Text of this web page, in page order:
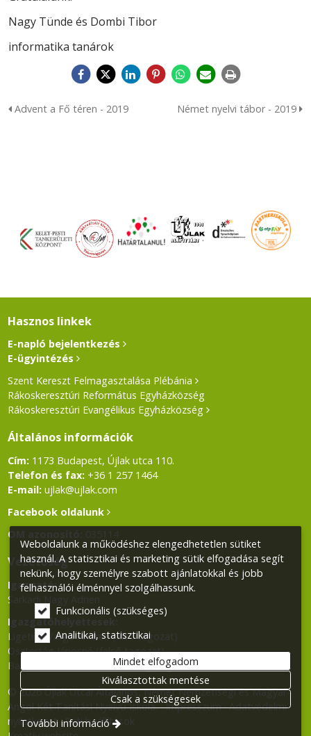
Nagy Tünde és Dombi Tibor
informatika tanárok
Advent a Fő téren - 2019 Német nyelvi tábor - 2019
Hasznos linkek
E-napló bejelentkezés
E-ügyintézés
Szent Kereszt Felmagasztalása Plébánia
Rákoskeresztúri Református Egyházközség
Rákoskeresztúri Evangélikus Egyházközség
Általános információk
Cím: 1173 Budapest, Újlak utca 110.
Telefon és fax: +36 1 257 1464
E-mail: ujlak@ujlak.com
Facebook oldalunk
OM azonosító: 035114
Vezetőség
Igazgató:
Sarkadi Nagy Adrien
Igazgatóhelyettesek:
Ligetiné Varga Andrea (alsó tagozat)
Osztertág Jánosné (felső tagozat)
Balla Klára (Német Nemzetiségi tagozat)
© 2026 Újlak Utcai Általános, Német Nemzetiségi és Magyar-
Angol Két Tanítási Nyelvű Iskola. Impresszum Adatvédelmi
nyilatkozat Süti beállítások
Weboldalunk a működéshez elengedhetetlen sütiket
használ. A statisztikai és marketing sütik elfogadása segít
nekünk, hogy személyre szabott ajánlatokkal és jobb
felhasználói élménnyel szolgálhassunk.
Funkcionális (szükséges)
Analitikai, statisztikai
Mindet elfogadom
Kiválasztottak mentése
Csak a szükségesek
További információ